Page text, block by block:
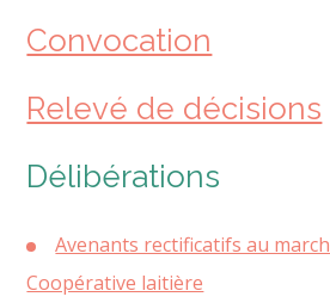
Convocation
Relevé de décisions
Délibérations
Avenants rectificatifs au
Coopérative laitière